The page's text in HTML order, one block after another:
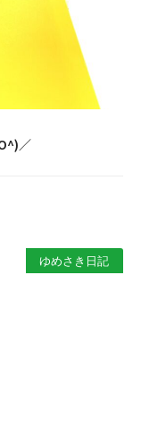
／
ゆめさき日記